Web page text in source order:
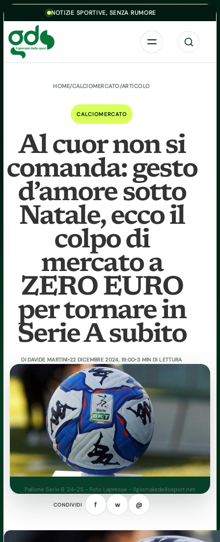
Skip to contentNOTIZIE SPORTIVE, SENZA RUMORE
Menu Cerca
HOME/CALCIOMERCATO/ARTICOLO
CALCIOMERCATO
Al cuor non si
comanda: gesto
d’amore sotto
Natale, ecco il
colpo di
mercato a
ZERO EURO
per tornare in
Serie A subito
DIDAVIDE MARTINI•22 DICEMBRE 2024, 19:00•3 MIN DI LETTURA
Pallone Serie B '24-25 - Foto Lapresse - Ilgiornaledellosport.net
CONDIVIDI f w @